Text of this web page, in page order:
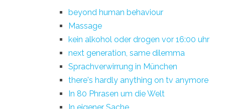
beyond human behaviour
Massage
kein alkohol oder drogen vor 16:00 uhr
next generation, same dilemma
Sprachverwirrung in München
there's hardly anything on tv anymore
In 80 Phrasen um die Welt
In eigener Sache